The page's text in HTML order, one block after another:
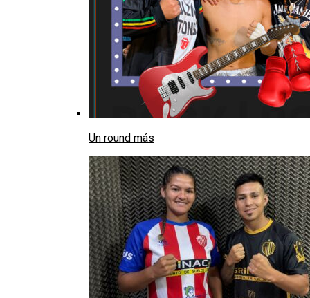
Un round más